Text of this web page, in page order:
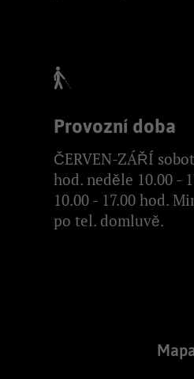
Provozní doba
ČERVEN-ZÁŘÍ
hod. neděle 10.00 -
10.00 - 17.00 hod.
po tel. domluvě.